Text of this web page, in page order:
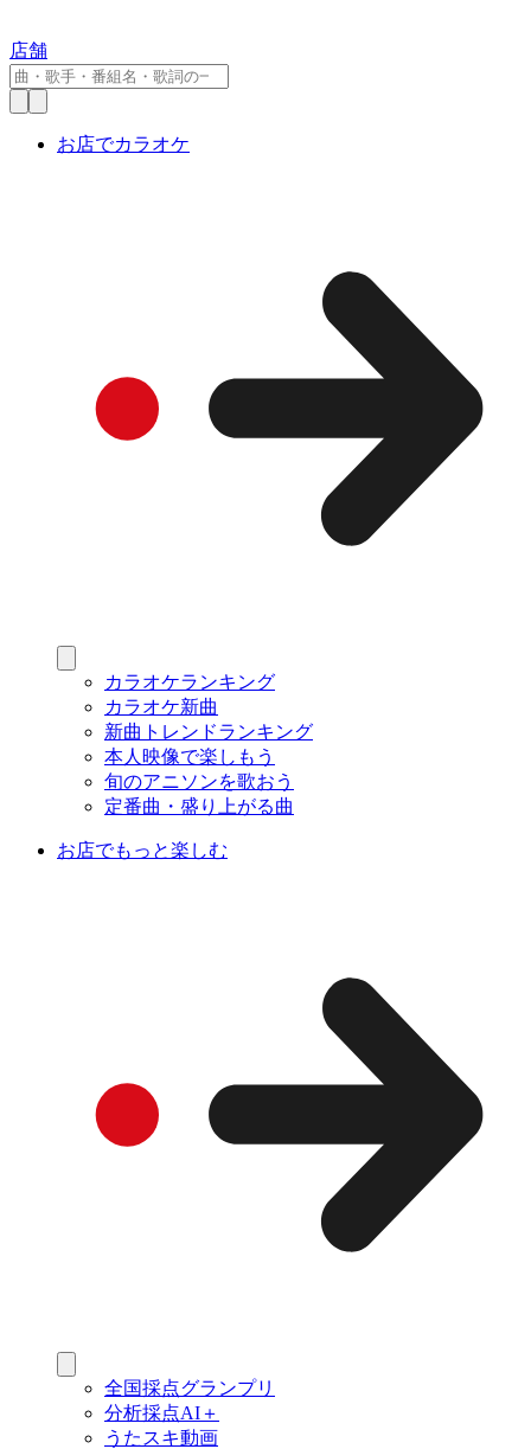
店舗
お店でカラオケ
カラオケランキング
カラオケ新曲
新曲トレンドランキング
本人映像で楽しもう
旬のアニソンを歌おう
定番曲・盛り上がる曲
お店でもっと楽しむ
全国採点グランプリ
分析採点AI＋
うたスキ動画